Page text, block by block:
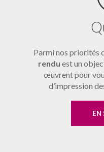
Parmi nos priorités
rendu est un
œuvrent pour
d’impression
EN